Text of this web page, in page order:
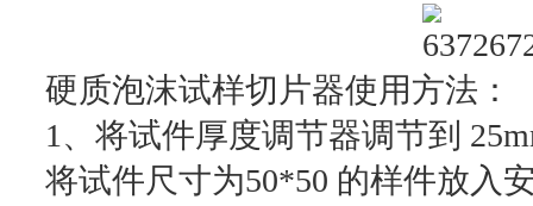
硬质泡沫试样切片器使用方法：
1、将试件厚度调节器调节到
将试件尺寸为50*50 的样件放入